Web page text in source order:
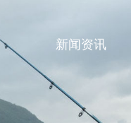
新闻资讯